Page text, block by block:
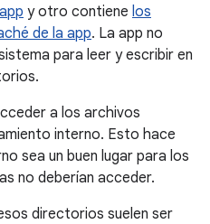
y otro contiene los
de la app. La app no
para leer y escribir en
a los archivos
interno. Esto hace
sea un buen lugar para los
no deberían acceder.
directorios suelen ser